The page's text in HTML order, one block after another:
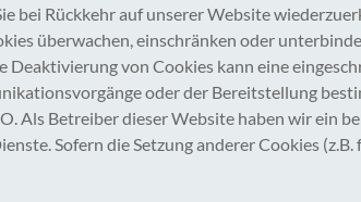
bei Rückkehr auf unserer Website
überwachen, einschränken oder
Deaktivierung von Cookies kann eine
oder der Bereitstellung
Als Betreiber dieser Website haben wir ein
Sofern die Setzung anderer Cookies